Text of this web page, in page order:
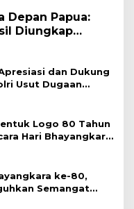
Depan Papua:
Diungkap
dan Dukung
Usut Dugaan
Logo 80 Tahun
Hari Bhayangkara
ke-80,
Semangat
Kebersamaan